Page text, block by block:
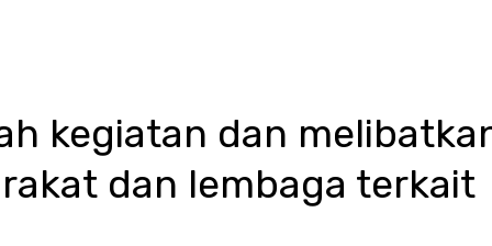
kegiatan dan
dan lembaga terkait